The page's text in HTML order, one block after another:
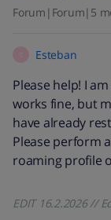
Forum|Forum|5
Esteban
Please help! I
works fine, but
have already
Please perform
roaming
EDIT 16.2.2026 //